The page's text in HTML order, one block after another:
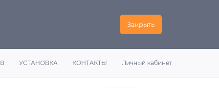
Закрыть
УСТАНОВКА КОНТАКТЫ Личный кабинет